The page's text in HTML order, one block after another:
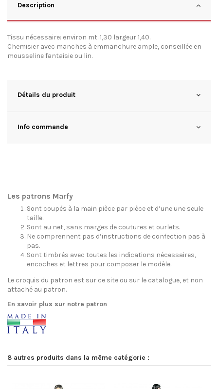
Description
Tissu nécessaire: environ mt. 1,30 largeur 1,40.
Chemisier avec manches à emmanchure ample, conseillée en
mousseline fantaisie ou lin.
Détails du produit
Info commande
Les patrons Marfy
Sont coupés à la main pièce par pièce et d’une une seule
taille.
Sont au net, sans marges de coutures et ourlets.
Ne comprennent pas d’instructions de confection pas à
pas.
Sont timbrés avec toutes les indications nécessaires,
encoches et lettres pour composer le modèle.
Le croquis du patron est sur ce site ou sur le catalogue, et non
attaché au patron.
En savoir plus sur notre patron
8 autres produits dans la même catégorie :